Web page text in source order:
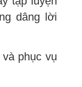
dâng lời
phục vụ